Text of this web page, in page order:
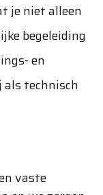
je niet alleen
begeleiding
en
technisch
vaste